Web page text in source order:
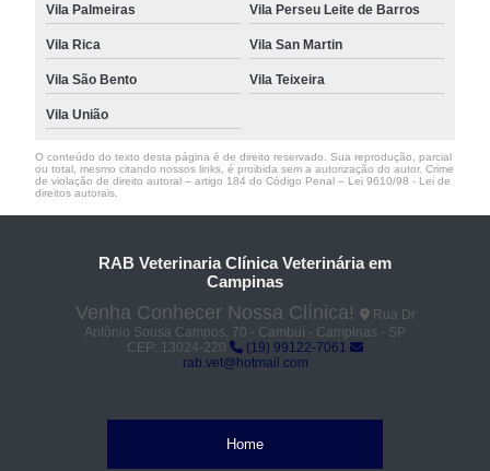
Vila Palmeiras Vila Perseu Leite de Barros
Vila Rica Vila San Martin
Vila São Bento Vila Teixeira
Vila União
O conteúdo do texto desta página é de direito reservado. Sua reprodução, parcial
ou total, mesmo citando nossos links, é proibida sem a autorização do autor. Crime
de violação de direito autoral – artigo 184 do Código Penal – Lei 9610/98 - Lei de
direitos autorais
RAB Veterinaria Clínica Veterinária em
Campinas
Venha Conhecer Nossa Clínica!
Rua Dr
Antônio Sousa Campos, 70 - Cambuí - Campinas - SP
CEP: 13024-220
(19) 99122-7061
rab.vet@hotmail.com
Home